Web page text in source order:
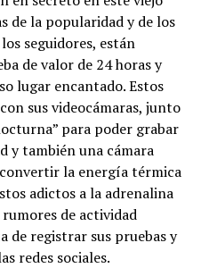
de la popularidad y de los
seguidores, están
de valor de 24 horas y
lugar encantado. Estos
sus videocámaras, junto
para poder grabar
y también una cámara
la energía térmica
adictos a la adrenalina
de actividad
de registrar sus pruebas y
redes sociales.